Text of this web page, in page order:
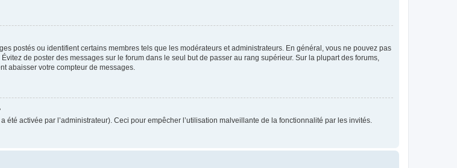
postés ou identifient certains membres tels que les modérateurs et administrateurs. En général, vous ne pouvez pas
de poster des messages sur le forum dans le seul but de passer au rang supérieur. Sur la plupart des forums,
abaisser votre compteur de messages.
activée par l’administrateur). Ceci pour empêcher l’utilisation malveillante de la fonctionnalité par les invités.